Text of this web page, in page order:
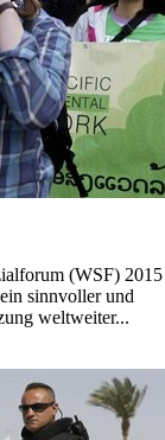
(WSF) 2015
sinnvoller und
weltweiter...